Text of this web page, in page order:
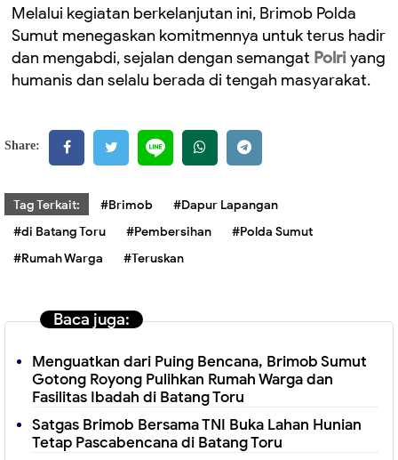
Melalui kegiatan berkelanjutan ini, Brimob Polda
Sumut menegaskan komitmennya untuk terus hadir
dan mengabdi, sejalan dengan semangat Polriyang
humanis dan selalu berada di tengah masyarakat.
Share:
Tag Terkait: #Brimob
#Dapur Lapangan
#di Batang Toru
#Pembersihan
#Polda Sumut
#Rumah Warga
#Teruskan
Baca juga:
Menguatkan dari Puing Bencana, Brimob Sumut
Gotong Royong Pulihkan Rumah Warga dan
Fasilitas Ibadah di Batang Toru
Satgas Brimob Bersama TNI Buka Lahan Hunian
Tetap Pascabencana di Batang Toru